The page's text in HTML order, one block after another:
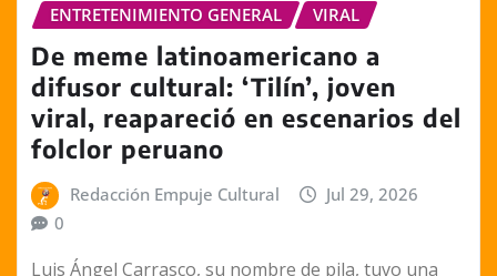
ENTRETENIMIENTO GENERAL VIRAL
De meme latinoamericano a
difusor cultural: ‘Tilín’, joven
viral, reapareció en escenarios del
folclor peruano
Redacción Empuje Cultural
Jul 29, 2026
0
Luis Ángel Carrasco, su nombre de pila, tuvo una